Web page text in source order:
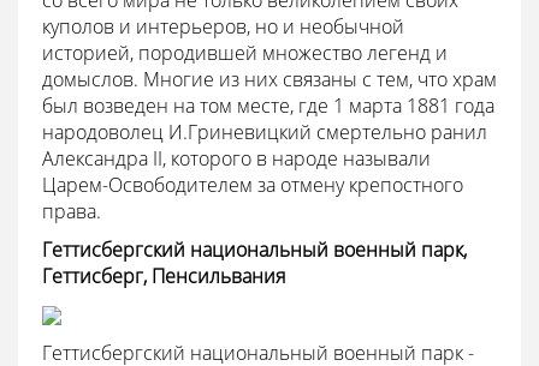
куполов и интерьеров, но и необычной
историей, породившей множество легенд и
домыслов. Многие из них связаны с тем, что храм
был возведен на том месте, где 1 марта 1881 года
народоволец И.Гриневицкий смертельно ранил
Александра II, которого в народе называли
Царем-Освободителем за отмену крепостного
права.
Геттисбергский национальный военный парк,
Геттисберг, Пенсильвания
Геттисбергский национальный военный парк -